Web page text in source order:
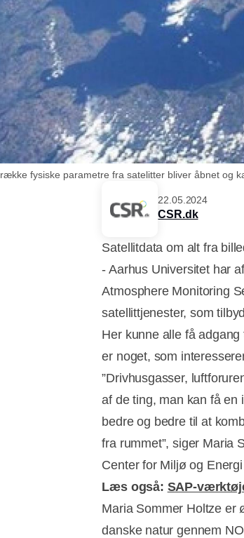
fysiske parametre fra satelitter bliver åbnet og
22.05.2024
CSR.dk
Satellitdata om alt fra
- Aarhus Universitet har
Atmosphere Monitoring
satellittjenester, som
Her kunne alle få
er noget, som
”Drivhusgasser,
af de ting, man kan få en
bedre og bedre til at
fra rummet”, siger Maria
Center for Miljø og
Læs også: SAP-
Maria Sommer Holtze er
danske natur gennem